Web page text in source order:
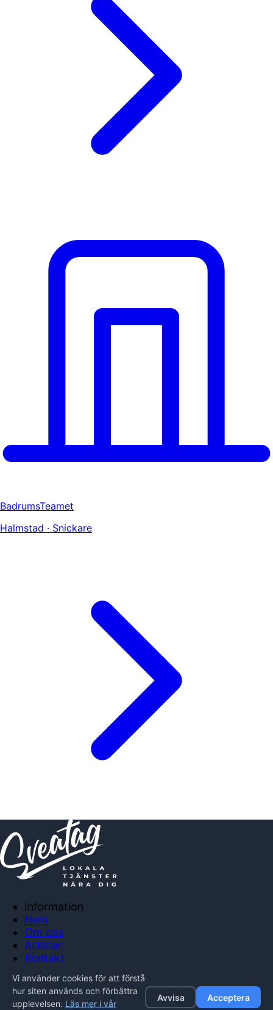
BadrumsTeamet
Halmstad · Snickare
Information
Hem
Om oss
Artiklar
Kontakt
Integritetspolicy
Vi använder cookies för att förstå
hur siten används och förbättra
upplevelsen. Läs mer i vår
Avvisa Acceptera